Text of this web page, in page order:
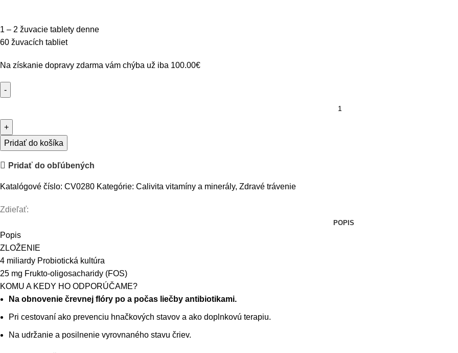
1 – 2 žuvacie tablety denne
60 žuvacích tabliet
Na získanie dopravy zdarma vám chýba už iba 100.00€
Probio
Balance
Pridať do košíka
Pridať do obľúbených
Katalógové číslo: CV0280 Kategórie: Calivita vitamíny a minerály, Zdravé trávenie
Zdieľať:
POPIS
Popis
ZLOŽENIE
4 miliardy Probiotická kultúra
25 mg Frukto-oligosacharidy (FOS)
KOMU A KEDY HO ODPORÚČAME?
Na obnovenie črevnej flóry po a počas liečby antibiotikami.
Pri cestovaní ako prevenciu hnačkových stavov a ako doplnkovú terapiu.
Na udržanie a posilnenie vyrovnaného stavu čriev.